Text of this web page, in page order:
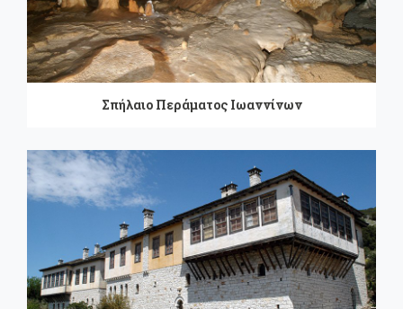
Σπήλαιο Περάματος Ιωαννίνων